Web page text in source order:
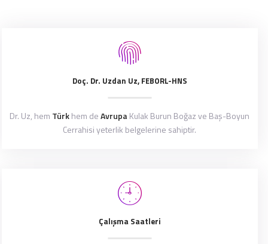
Doç. Dr. Uzdan Uz, FEBORL-HNS
Dr. Uz, hem Türkhem deAvrupaKulak Burun Boğaz ve Baş-Boyun
Cerrahisi yeterlik belgelerine sahiptir.
Çalışma Saatleri